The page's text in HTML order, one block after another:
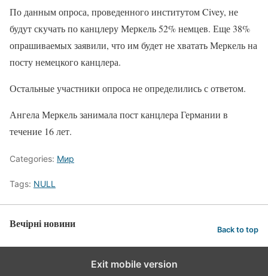
По данным опроса, проведенного институтом Civey, не
будут скучать по канцлеру Меркель 52% немцев. Еще 38%
опрашиваемых заявили, что им будет не хватать Меркель на
посту немецкого канцлера.
Остальные участники опроса не определились с ответом.
Ангела Меркель занимала пост канцлера Германии в
течение 16 лет.
Categories: Мир
Tags: NULL
Вечірні новини Back to top
Exit mobile version